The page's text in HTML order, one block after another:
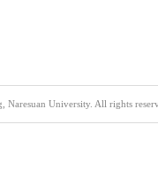
University. All rights